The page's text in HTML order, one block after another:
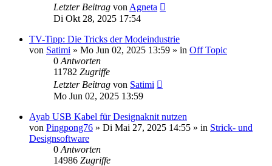
Letzter Beitrag von Agneta
Di Okt 28, 2025 17:54
TV-Tipp: Die Tricks der Modeindustrie
von Satimi » Mo Jun 02, 2025 13:59 » in Off Topic
0 Antworten
11782 Zugriffe
Letzter Beitrag von Satimi
Mo Jun 02, 2025 13:59
Ayab USB Kabel für Designaknit nutzen
von Pingpong76 » Di Mai 27, 2025 14:55 » in Strick- und
Designsoftware
0 Antworten
14986 Zugriffe